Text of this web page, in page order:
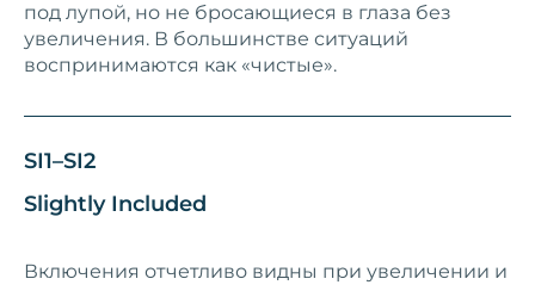
под лупой, но не бросающиеся в глаза без
увеличения. В большинстве ситуаций
воспринимаются как «чистые».
SI1–SI2
Slightly Included
Включения отчетливо видны при увеличении и